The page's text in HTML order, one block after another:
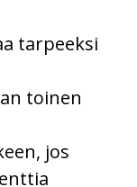
tarpeeksi
toinen
jos